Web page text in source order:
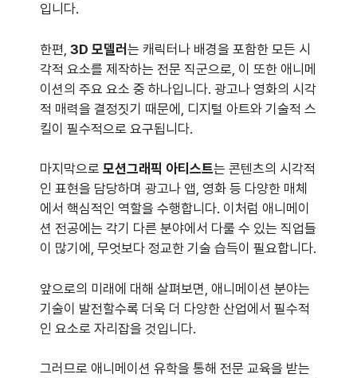
입니다.
한편, 3D 모델러 는 캐릭터나 배경을 포함한 모든 시
각적 요소를 제작하는 전문 직군으로, 이 또한 애니메
이션의 주요 요소 중 하나입니다. 광고나 영화의 시각
적 매력을 결정짓기 때문에, 디지털 아트와 기술적 스
킬이 필수적으로 요구됩니다.
마지막으로 모션그래픽 아티스트는 콘텐츠의 시각적
인 표현을 담당하며 광고나 앱, 영화 등 다양한 매체
에서 핵심적인 역할을 수행합니다. 이처럼 애니메이
션 전공에는 각기 다른 분야에서 다룰 수 있는 직업들
이 많기에, 무엇보다 정교한 기술 습득이 필요합니다.
앞으로의 미래에 대해 살펴보면, 애니메이션 분야는
기술이 발전할수록 더욱 더 다양한 산업에서 필수적
인 요소로 자리잡을 것입니다.
그러므로 애니메이션 유학을 통해 전문 교육을 받는